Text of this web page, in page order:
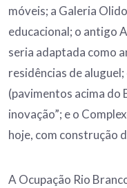
móveis; a Galeria
educacional; o antigo
seria adaptada como
residências de
(pavimentos acima do
inovação”; e o
hoje, com construção
A Ocupação Rio